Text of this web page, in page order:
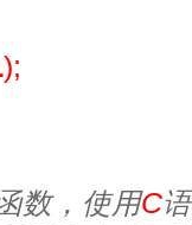
);
数，使用C